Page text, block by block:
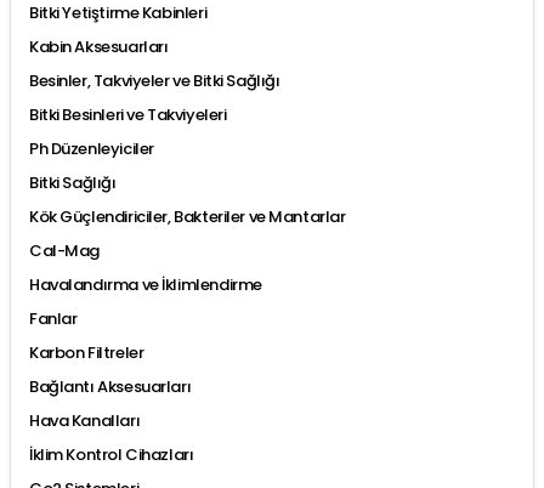
Bitki Yetiştirme Kabinleri
Kabin Aksesuarları
Besinler, Takviyeler ve Bitki Sağlığı
Bitki Besinleri ve Takviyeleri
Ph Düzenleyiciler
Bitki Sağlığı
Kök Güçlendiriciler, Bakteriler ve Mantarlar
Cal-Mag
Havalandırma ve İklimlendirme
Fanlar
Karbon Filtreler
Bağlantı Aksesuarları
Hava Kanalları
İklim Kontrol Cihazları